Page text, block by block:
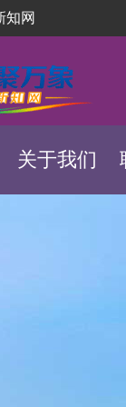
知网
关于我们